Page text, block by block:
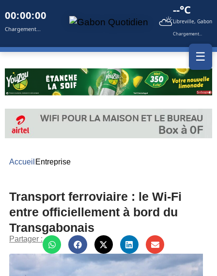
00:00:00
Chargement... ⛅
--°C
Libreville, Gabon
Chargement...
☰
Accueil Entreprise
Transport ferroviaire : le Wi-Fi
entre officiellement à bord du
Transgabonais
Partager :